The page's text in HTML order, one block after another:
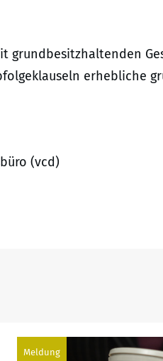
grundbesitzhaltenden
erhebliche
(vcd)
Meldung